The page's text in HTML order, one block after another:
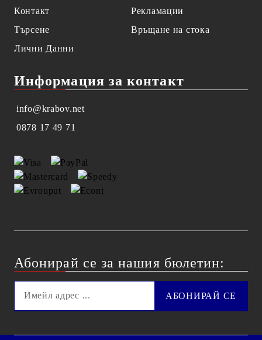
Контакт
Търсене
Лични Данни
Рекламации
Връщане на стока
Информация за контакт
info@krabov.net
0878 17 49 71
Абонирай се за нашия бюлетин: